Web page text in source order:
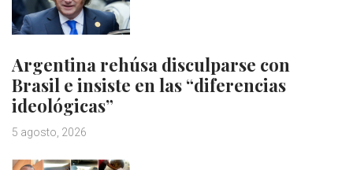
Argentina rehúsa disculparse con
Brasil e insiste en las “diferencias
ideológicas”
5 agosto, 2026